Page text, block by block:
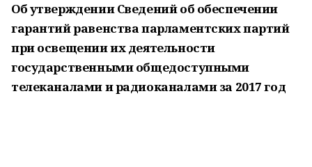
Об утверждении Сведений об обеспечении
гарантий равенства парламентских партий
при освещении их деятельности
государственными общедоступными
телеканалами и радиоканалами за 2017 год